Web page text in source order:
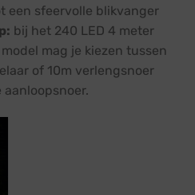
een sfeervolle blikvanger
bij het 240 LED 4 meter
mag je kiezen tussen
of 10m verlengsnoer